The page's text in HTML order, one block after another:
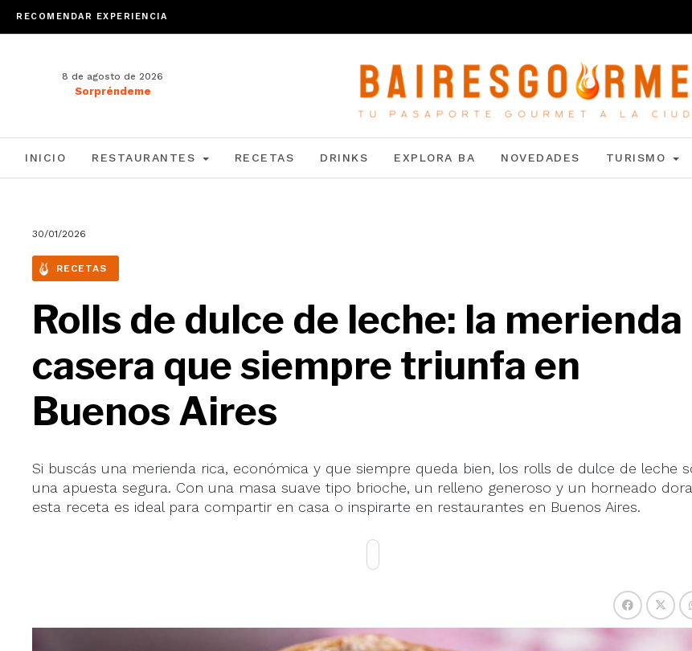
RECOMENDAR EXPERIENCIA
8 de agosto de 2026
Sorpréndeme
INICIO RESTAURANTES RECETAS DRINKS EXPLORA BA NOVEDADES TURISMO
30/01/2026
RECETAS
Rolls de dulce de leche: la merienda
casera que siempre triunfa en
Buenos Aires
Si buscás una merienda rica, económica y que siempre queda bien, los rolls de dulce de leche
una apuesta segura. Con una masa suave tipo brioche, un relleno generoso y un horneado
esta receta es ideal para compartir en casa o inspirarte en restaurantes en Buenos Aires.